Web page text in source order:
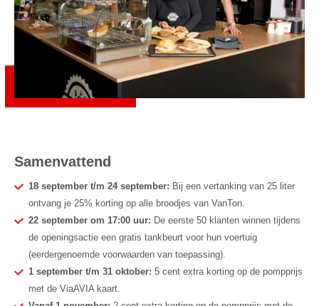
Samenvattend
18 september t/m 24 september: Bij een vertanking van 25 liter
ontvang je 25% korting op alle broodjes van VanTon.
22 september om 17:00 uur: De eerste 50 klanten winnen tijdens
de openingsactie een gratis tankbeurt voor hun voertuig
(eerdergenoemde voorwaarden van toepassing).
1 september t/m 31 oktober: 5 cent extra korting op de pompprijs
met de ViaAVIA kaart.